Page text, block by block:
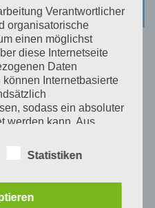
Verantwortlicher
organisatorische
einen möglichst
diese Internetseite
Daten
Internetbasierte
sodass ein absoluter
werden kann. Aus
auch auf
telefonisch, an
Statistiken